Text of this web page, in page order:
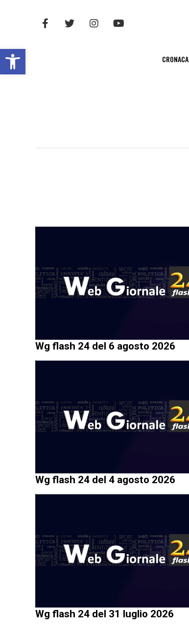
Open toolbar CRONACA
Wg flash 24 del 6 agosto 2026
Wg flash 24 del 4 agosto 2026
Wg flash 24 del 31 luglio 2026